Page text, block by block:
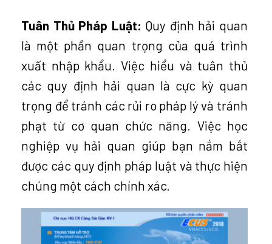
Tuân Thủ Pháp Luật: Quy định hải quan
là một phần quan trọng của quá trình
xuất nhập khẩu. Việc hiểu và tuân thủ
các quy định hải quan là cực kỳ quan
trọng để tránh các rủi ro pháp lý và tránh
phạt từ cơ quan chức năng. Việc học
nghiệp vụ hải quan giúp bạn nắm bắt
được các quy định pháp luật và thực hiện
chúng một cách chính xác.